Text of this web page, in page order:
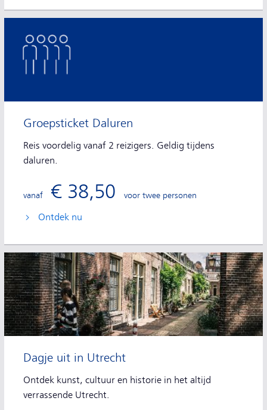
Groepsticket Daluren
Reis voordelig vanaf 2 reizigers. Geldig tijdens
daluren.
vanaf € 38,50 voor twee personen
Ontdek nu
Dagje uit in Utrecht
Ontdek kunst, cultuur en historie in het altijd
verrassende Utrecht.